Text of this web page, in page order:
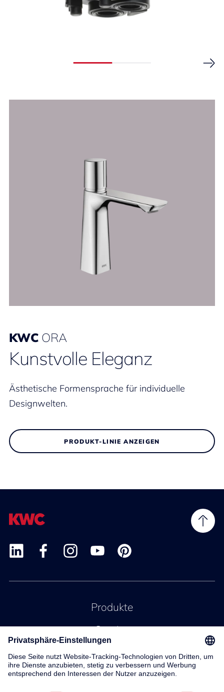
KWC ORA
Kunstvolle Eleganz
Ästhetische Formensprache für individuelle
Designwelten.
PRODUKT-LINIE ANZEIGEN
Produkte
Service
Kontakt
Über uns